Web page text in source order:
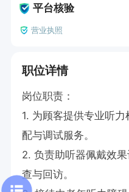
平台核验
营业执照
职位详情
岗位职责：
1. 为顾客提供专业听
配与调试服务。
2. 负责助听器佩戴效
查与回访。